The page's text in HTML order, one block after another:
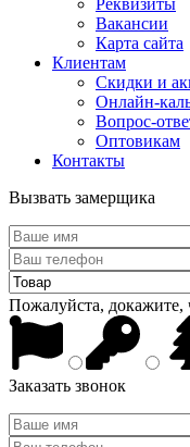
Реквизиты
Вакансии
Карта сайта
Клиентам
Скидки и
Онлайн-
Вопрос-
Оптовикам
Контакты
Вызвать замерщика
Пожалуйста, докажите,
Заказать звонок